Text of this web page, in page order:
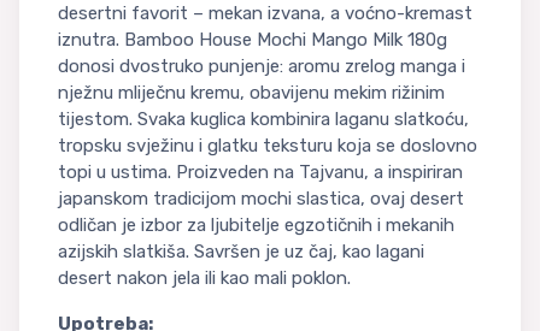
desertni favorit – mekan izvana, a voćno-kremast
iznutra. Bamboo House Mochi Mango Milk 180g
donosi dvostruko punjenje: aromu zrelog manga i
nježnu mliječnu kremu, obavijenu mekim rižinim
tijestom. Svaka kuglica kombinira laganu slatkoću,
tropsku svježinu i glatku teksturu koja se doslovno
topi u ustima. Proizveden na Tajvanu, a inspiriran
japanskom tradicijom mochi slastica, ovaj desert
odličan je izbor za ljubitelje egzotičnih i mekanih
azijskih slatkiša. Savršen je uz čaj, kao lagani
desert nakon jela ili kao mali poklon.
Upotreba: